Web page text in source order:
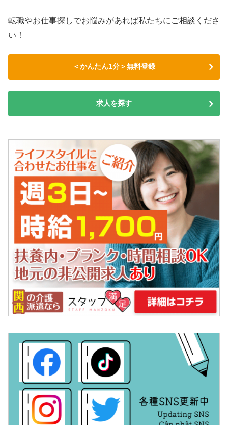
転職やお仕事探しでお悩みがあれば私たちにご相談くださ
い！
＜かんたん1分＞無料登録
求人を探す